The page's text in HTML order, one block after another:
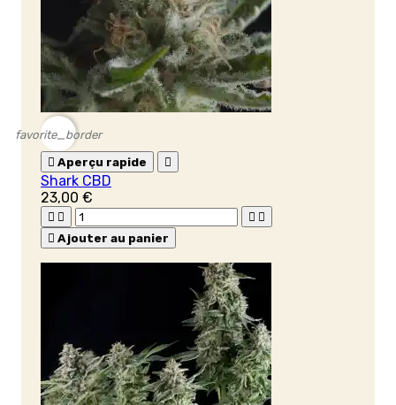
favorite_border
 Aperçu rapide 
Shark CBD
23,00 €
   
 Ajouter au panier